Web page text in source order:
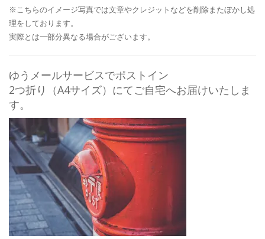
※こちらのイメージ写真では文章やクレジットなどを削除またぼかし処
理をしております。
実際とは一部分異なる場合がございます。
ゆうメールサービスでポストイン
2つ折り（A4サイズ）にてご自宅へお届けいたしま
す。